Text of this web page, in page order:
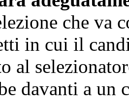
che va
in cui il
al
davanti a un